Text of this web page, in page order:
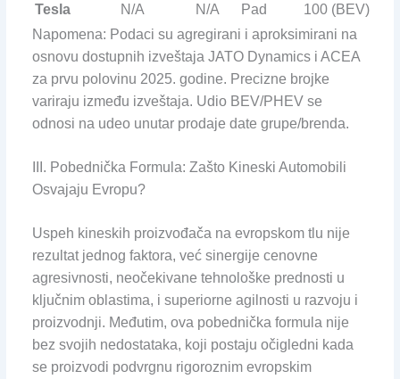
Tesla
N/A N/A Pad
100 (BEV)
Napomena: Podaci su agregirani i aproksimirani na
osnovu dostupnih izveštaja JATO Dynamics i ACEA
za prvu polovinu 2025. godine. Precizne brojke
variraju između izveštaja. Udio BEV/PHEV se
odnosi na udeo unutar prodaje date grupe/brenda.
III. Pobednička Formula: Zašto Kineski Automobili
Osvajaju Evropu?
Uspeh kineskih proizvođača na evropskom tlu nije
rezultat jednog faktora, već sinergije cenovne
agresivnosti, neočekivane tehnološke prednosti u
ključnim oblastima, i superiorne agilnosti u razvoju i
proizvodnji. Međutim, ova pobednička formula nije
bez svojih nedostataka, koji postaju očigledni kada
se proizvodi podvrgnu rigoroznim evropskim